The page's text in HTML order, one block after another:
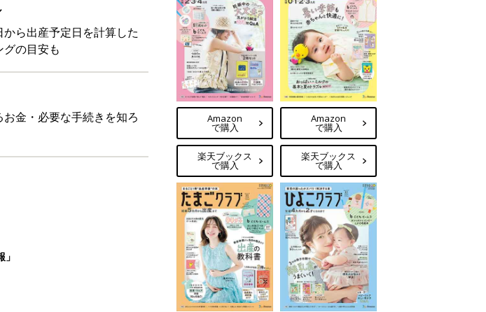
ら出産予定日を計算した
グの目安も
金・必要な手続きを知ろ
Amazon
で購入
楽天ブックス
で購入
Amazon
で購入
楽天ブックス
で購入